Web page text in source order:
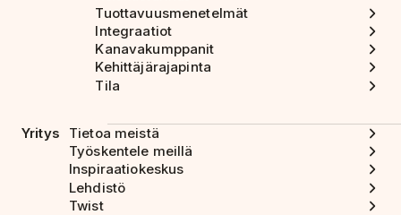
Tuottavuusmenetelmät
Integraatiot
Kanavakumppanit
Kehittäjärajapinta
Tila
Yritys
Tietoa meistä
Työskentele meillä
Inspiraatiokeskus
Lehdistö
Twist